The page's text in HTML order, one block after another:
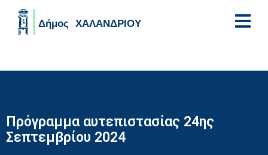
Πρόγραμμα αυτεπιστασίας 24ης
Σεπτεμβρίου 2024